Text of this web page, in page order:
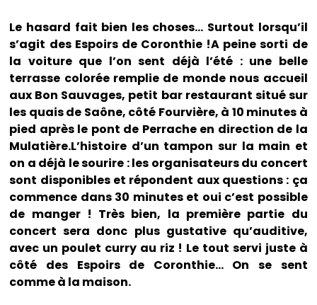
Le hasard fait bien les choses… Surtout lorsqu’il
s’agit des Espoirs de Coronthie !A peine sorti de
la voiture que l’on sent déjà l’été : une belle
terrasse colorée remplie de monde nous accueil
aux Bon Sauvages, petit bar restaurant situé sur
les quais de Saône, côté Fourvière, à 10 minutes à
pied après le pont de Perrache en direction de la
Mulatière.L’histoire d’un tampon sur la main et
on a déjà le sourire : les organisateurs du concert
sont disponibles et répondent aux questions : ça
commence dans 30 minutes et oui c’est possible
de manger ! Très bien, la première partie du
concert sera donc plus gustative qu’auditive,
avec un poulet curry au riz ! Le tout servi juste à
côté des Espoirs de Coronthie… On se sent
comme à la maison.